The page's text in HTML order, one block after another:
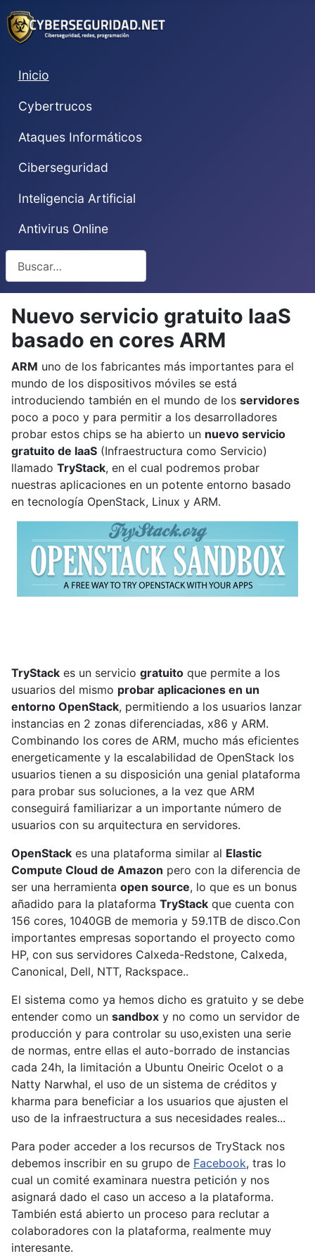
Inicio
Cybertrucos
Ataques Informáticos
Ciberseguridad
Inteligencia Artificial
Antivirus Online
Nuevo servicio gratuito IaaS
basado en cores ARM
ARM uno de los fabricantes más importantes para el
mundo de los dispositivos móviles se está
introduciendo también en el mundo de los servidores
poco a poco y para permitir a los desarrolladores
probar estos chips se ha abierto un nuevo servicio
gratuito de IaaS (Infraestructura como Servicio)
llamado TryStack, en el cual podremos probar
nuestras aplicaciones en un potente entorno basado
en tecnología OpenStack, Linux y ARM.
TryStack es un servicio gratuito que permite a los
usuarios del mismo probar aplicaciones en un
entorno OpenStack, permitiendo a los usuarios lanzar
instancias en 2 zonas diferenciadas, x86 y ARM.
Combinando los cores de ARM, mucho más eficientes
energeticamente y la escalabilidad de OpenStack los
usuarios tienen a su disposición una genial plataforma
para probar sus soluciones, a la vez que ARM
conseguirá familiarizar a un importante número de
usuarios con su arquitectura en servidores.
OpenStack es una plataforma similar al Elastic
Compute Cloud de Amazon pero con la diferencia de
ser una herramienta open source, lo que es un bonus
añadido para la plataforma TryStack que cuenta con
156 cores, 1040GB de memoria y 59.1TB de disco.Con
importantes empresas soportando el proyecto como
HP, con sus servidores Calxeda-Redstone, Calxeda,
Canonical, Dell, NTT, Rackspace..
El sistema como ya hemos dicho es gratuito y se debe
entender como un sandbox y no como un servidor de
producción y para controlar su uso,existen una serie
de normas, entre ellas el auto-borrado de instancias
cada 24h, la limitación a Ubuntu Oneiric Ocelot o a
Natty Narwhal, el uso de un sistema de créditos y
kharma para beneficiar a los usuarios que ajusten el
uso de la infraestructura a sus necesidades reales...
Para poder acceder a los recursos de TryStack nos
debemos inscribir en su grupo de Facebook, tras lo
cual un comité examinara nuestra petición y nos
asignará dado el caso un acceso a la plataforma.
También está abierto un proceso para reclutar a
colaboradores con la plataforma, realmente muy
interesante.